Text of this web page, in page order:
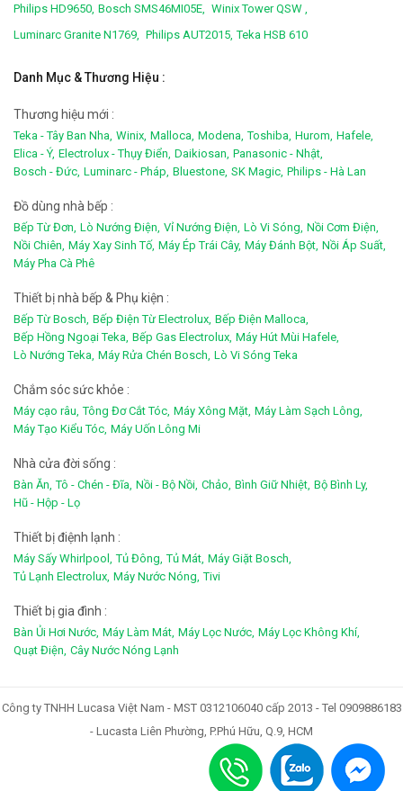
Philips HD9650, Bosch SMS46MI05E,
Winix Tower QSW ,
Luminarc Granite N1769,
Philips AUT2015, Teka HSB 610
Danh Mục & Thương Hiệu :
Thương hiệu mới :
Teka - Tây Ban Nha, Winix, Malloca, Modena, Toshiba, Hurom, Hafele,
Elica - Ý, Electrolux - Thụy Điển, Daikiosan, Panasonic - Nhật,
Bosch - Đức, Luminarc - Pháp, Bluestone, SK Magic, Philips - Hà Lan
Đồ dùng nhà bếp :
Bếp Từ Đơn, Lò Nướng Điện, Vỉ Nướng Điện, Lò Vi Sóng, Nồi Cơm Điện,
Nồi Chiên, Máy Xay Sinh Tố, Máy Ép Trái Cây, Máy Đánh Bột, Nồi Áp Suất,
Máy Pha Cà Phê
Thiết bị nhà bếp & Phụ kiện :
Bếp Từ Bosch, Bếp Điện Từ Electrolux, Bếp Điện Malloca,
Bếp Hồng Ngoại Teka, Bếp Gas Electrolux, Máy Hút Mùi Hafele,
Lò Nướng Teka, Máy Rửa Chén Bosch, Lò Vi Sóng Teka
Chắm sóc sức khỏe :
Máy cạo râu, Tông Đơ Cắt Tóc, Máy Xông Mặt, Máy Làm Sạch Lông,
Máy Tạo Kiểu Tóc, Máy Uốn Lông Mi
Nhà cửa đời sống :
Bàn Ăn, Tô - Chén - Đĩa, Nồi - Bộ Nồi, Chảo, Bình Giữ Nhiệt, Bộ Bình Ly,
Hũ - Hộp - Lọ
Thiết bị điệnh lạnh :
Máy Sấy Whirlpool, Tủ Đông, Tủ Mát, Máy Giặt Bosch,
Tủ Lạnh Electrolux, Máy Nước Nóng, Tivi
Thiết bị gia đình :
Bàn Ủi Hơi Nước, Máy Làm Mát, Máy Lọc Nước, Máy Lọc Không Khí,
Quạt Điện, Cây Nước Nóng Lạnh
Công ty TNHH Lucasa Việt Nam - MST 0312106040 cấp 2013 - Tel 0909886183
- Lucasta Liên Phường, P.Phú Hữu, Q.9, HCM